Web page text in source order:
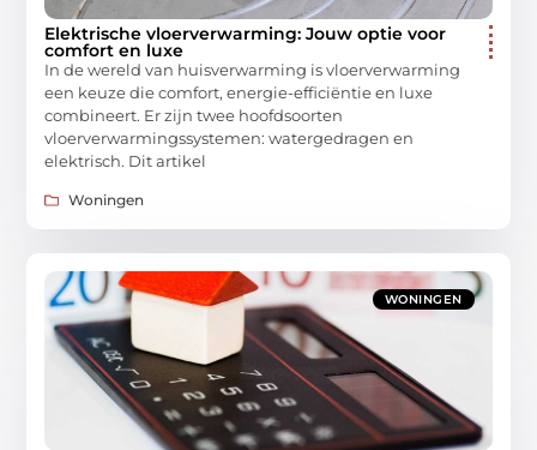
Elektrische vloerverwarming: Jouw optie voor
comfort en luxe
In de wereld van huisverwarming is vloerverwarming
een keuze die comfort, energie-efficiëntie en luxe
combineert. Er zijn twee hoofdsoorten
vloerverwarmingssystemen: watergedragen en
elektrisch. Dit artikel
Woningen
WONINGEN